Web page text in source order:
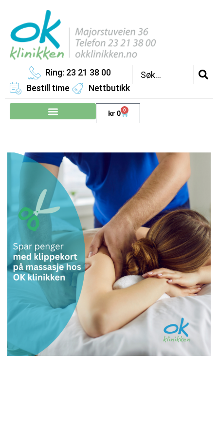
Ring: 23 21 38 00
Bestill time
Nettbutikk
kr 0 0